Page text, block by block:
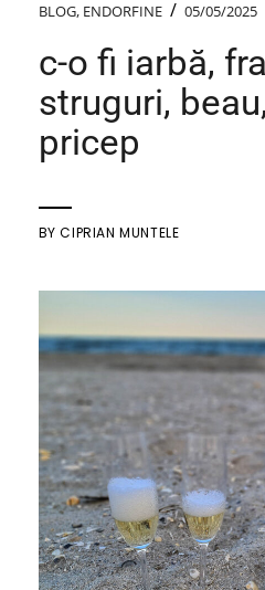
BLOG, ENDORFINE / 05/05/2025
c-o fi iarbă,
struguri,
pricep
BYCIPRIAN MUNTELE